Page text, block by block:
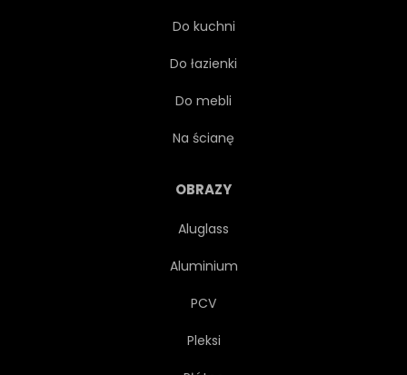
Do kuchni
Do łazienki
Do mebli
Na ścianę
OBRAZY
Aluglass
Aluminium
PCV
Pleksi